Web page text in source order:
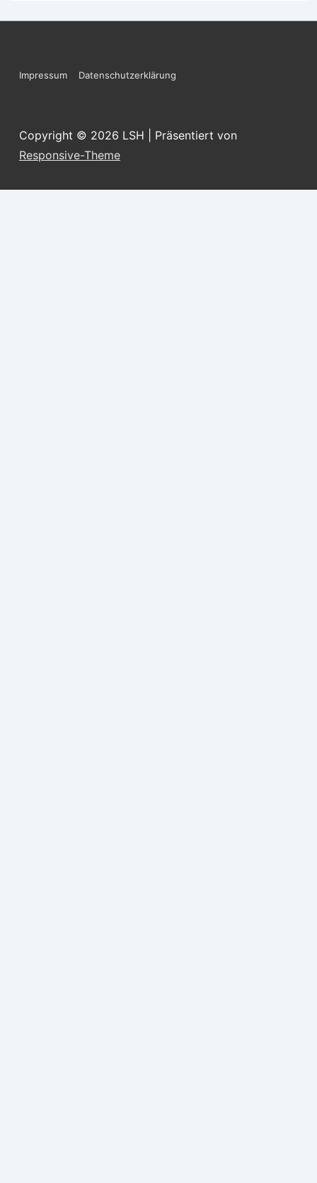
Footer-
Impressum Datenschutzerklärung
Copyright © 2026 LSH
| Präsentiert von
Responsive-Theme